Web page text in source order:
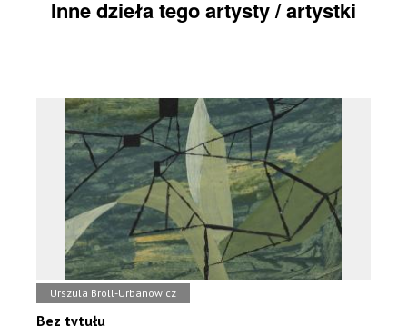
Inne dzieła tego artysty / artystki
Urszula Broll-Urbanowicz
Bez tytułu